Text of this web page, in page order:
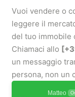
Vuoi vendere o
leggere il
del tuo immobile
Chiamaci allo
un messaggio
persona, non un
Matteo